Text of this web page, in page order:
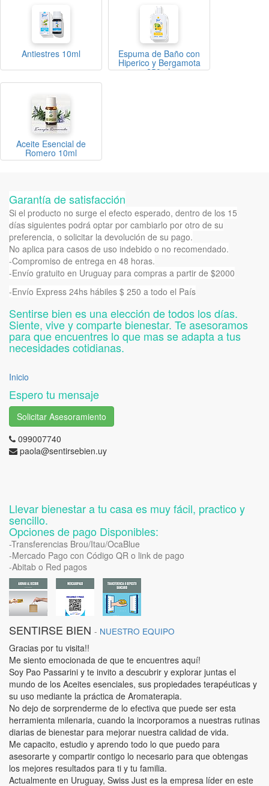
Antiestres 10ml Espuma de Baño con
Hiperico y Bergamota
250ml.
Aceite Esencial de
Romero 10ml
Garantía de satisfacción
Si el producto no surge el efecto esperado, dentro de los 15
días siguientes podrá optar por cambiarlo por otro de su
preferencia, o solicitar la devolución de su pago.
No aplica para casos de uso indebido o no recomendado.
-Compromiso de entrega en 48 horas.
-Envío gratuito en Uruguay para compras a partir de $2000
-Envío Express 24hs hábiles $ 250 a todo el País
Sentirse bien es una elección de todos los días.
Siente, vive y comparte bienestar. Te asesoramos
para que encuentres lo que mas se adapta a tus
necesidades cotidianas.
Inicio
Espero tu mensaje
Solicitar Asesoramiento
099007740
paola@sentirsebien.uy
Llevar bienestar a tu casa es muy fácil, practico y
sencillo.
Opciones de pago Disponibles:
-Transferencias Brou/Itau/OcaBlue
-Mercado Pago con Código QR o link de pago
-Abitab o Red pagos
SENTIRSE BIEN - NUESTRO EQUIPO
Gracias por tu visita!!
Me siento emocionada de que te encuentres aquí!
Soy Pao Passarini y te invito a descubrir y explorar juntas el
mundo de los Aceites esenciales, sus propiedades terapéuticas y
su uso mediante la práctica de Aromaterapia.
No dejo de sorprenderme de lo efectiva que puede ser esta
herramienta milenaria, cuando la incorporamos a nuestras rutinas
diarias de bienestar para mejorar nuestra calidad de vida.
Me capacito, estudio y aprendo todo lo que puedo para
asesorarte y compartir contigo lo necesario para que obtengas
los mejores resultados para ti y tu familia.
Actualmente en Uruguay, Swiss Just es la empresa líder en este